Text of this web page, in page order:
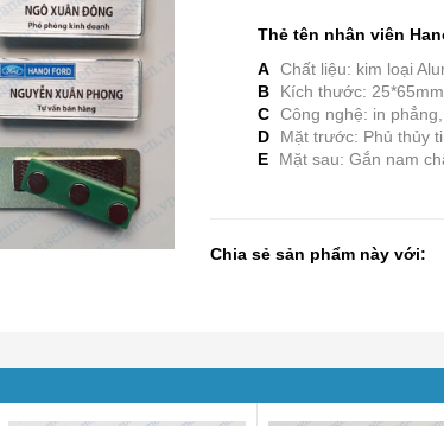
Thẻ tên nhân viên
A Chất liệu: kim loại
B
Kích thước:
C Công nghệ: in
D
Mặt trước: Phủ thủy
E
Mặt sau: Gắn nam
Chia sẻ sản phẩm này với: